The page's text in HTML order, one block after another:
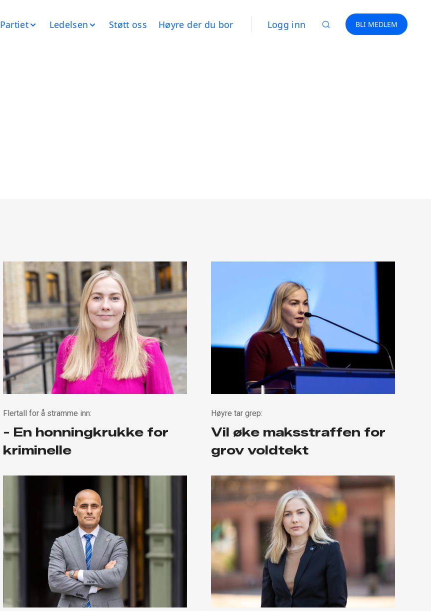
Partiet Ledelsen Støtt oss Høyre der du bor Logg inn BLI MEDLEM
Flertall for å stramme inn:
- En honningkrukke for
kriminelle
Høyre tar grep:
Vil øke maksstraffen for
grov voldtekt